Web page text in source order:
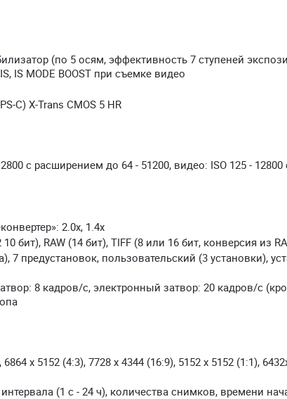
(по 5 осям, эффективность 7 ступеней
IS MODE BOOST при съемке видео
C) X-Trans CMOS 5 HR
c расширением до 64 - 51200, видео: ISO 125 -
2.0x, 1.4x
10 бит), RAW (14 бит), TIFF (8 или 16 бит, конверсия из
7 предустановок, пользовательский (3 установки),
8 кадров/с, электронный затвор: 20 кадров/с
6864 x 5152 (4:3), 7728 x 4344 (16:9), 5152 x 5152 (1:1),
(1 с - 24 ч), количества снимков, времени